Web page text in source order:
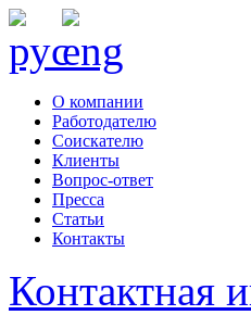
О компании
Работодателю
Соискателю
Клиенты
Вопрос-ответ
Пресса
Статьи
Контакты
Контактная